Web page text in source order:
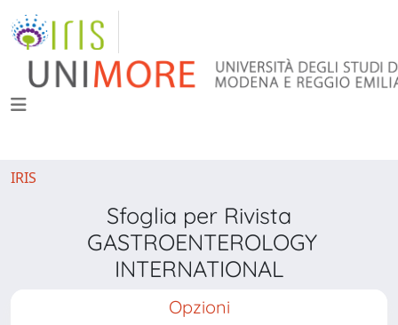
IRIS
Sfoglia per Rivista
GASTROENTEROLOGY
INTERNATIONAL
Opzioni